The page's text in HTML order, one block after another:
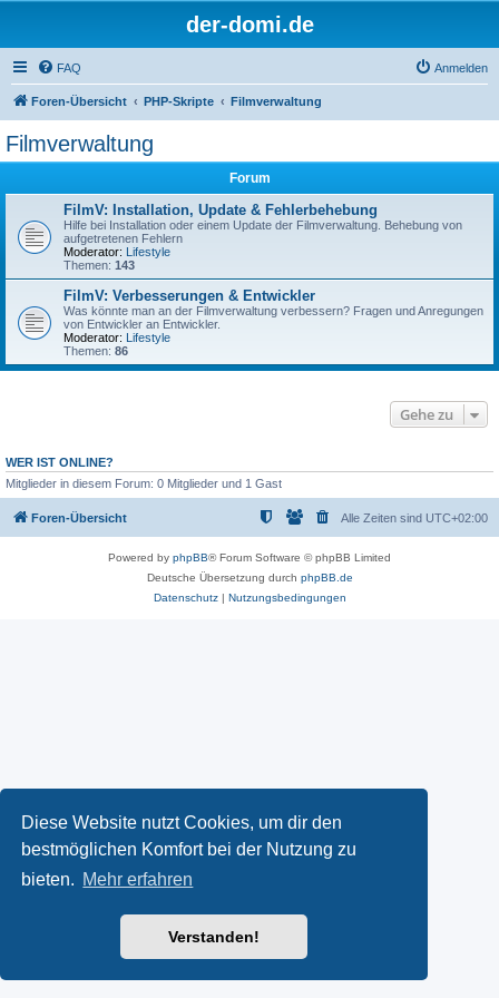
Diese Website nutzt Cookies, um dir den
bestmöglichen Komfort bei der Nutzung zu
bieten. Mehr erfahren
Verstanden!
der-domi.de
FAQ Anmelden
Foren-Übersicht PHP-Skripte Filmverwaltung
Filmverwaltung
Forum
FilmV: Installation, Update & Fehlerbehebung
Hilfe bei Installation oder einem Update der Filmverwaltung. Behebung von
aufgetretenen Fehlern
Moderator: Lifestyle
Themen: 143
FilmV: Verbesserungen & Entwickler
Was könnte man an der Filmverwaltung verbessern? Fragen und Anregungen
von Entwickler an Entwickler.
Moderator: Lifestyle
Themen: 86
Gehe zu
WER IST ONLINE?
Mitglieder in diesem Forum: 0 Mitglieder und 1 Gast
Foren-Übersicht Alle Zeiten sind UTC+02:00
Powered by phpBB® Forum Software © phpBB Limited
Deutsche Übersetzung durch phpBB.de
Datenschutz| Nutzungsbedingungen